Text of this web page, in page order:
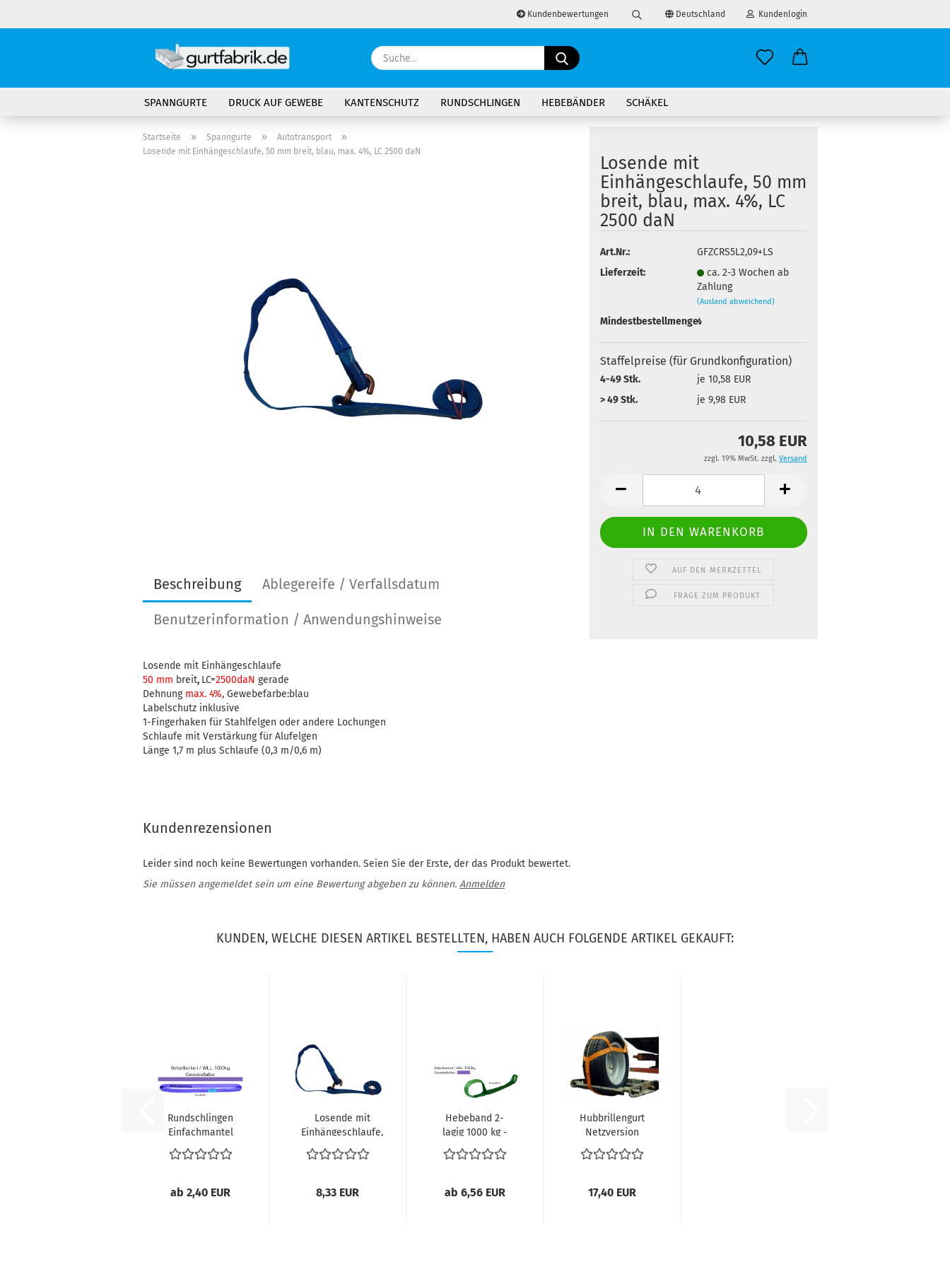
Kundenbewertungen Deutschland
Lieferland
Kundenlogin
Konto erstellen
Suche...
SPANNGURTE DRUCK AUF GEWEBE KANTENSCHUTZ RUNDSCHLINGEN HEBEBÄNDER SCHÄKEL
Startseite » Spanngurte » Autotransport »
Losende mit Einhängeschlaufe, 50 mm breit, blau, max. 4%, LC 2500 daN
Losende mit
Einhängeschlaufe, 50 mm
breit, blau, max. 4%, LC
2500 daN
Art.Nr.:
GFZCRS5L2,09+LS
Lieferzeit:
ca. 2-3 Wochen ab
Zahlung
(Ausland abweichend)
Mindestbestellmenge:4
Staffelpreise (für Grundkonfiguration)
4-49 Stk.
je 10,58 EUR
> 49 Stk.
je 9,98 EUR
10,58 EUR
zzgl. 19% MwSt. zzgl. Versand
AUF DEN MERKZETTEL
FRAGE ZUM PRODUKT
Beschreibung Ablegereife / Verfallsdatum
Benutzerinformation / Anwendungshinweise
Losende mit Einhängeschlaufe
50 mm breit, LC=2500daN gerade
Dehnungmax. 4%, Gewebefarbe:blau
Labelschutz inklusive
1-Fingerhaken für Stahlfelgen oder andere Lochungen
Schlaufe mit Verstärkung für Alufelgen
Länge 1,7 m plus Schlaufe (0,3 m/0,6 m)
Kundenrezensionen
Leider sind noch keine Bewertungen vorhanden. Seien Sie der Erste, der das Produkt bewertet.
Sie müssen angemeldet sein um eine Bewertung abgeben zu können. Anmelden
KUNDEN, WELCHE DIESEN ARTIKEL BESTELLTEN, HABEN AUCH FOLGENDE ARTIKEL GEKAUFT:
Rundschlingen
Einfachmantel
1000 kg - bis...
ab 2,40 EUR
Losende mit
Einhängeschlaufe,
35 mm breit,...
8,33 EUR
Hebeband 2-
lagig 1000 kg -
ab 3 m
Nutzlänge...
ab 6,56 EUR
Hubbrillengurt
Netzversion
17,40 EUR